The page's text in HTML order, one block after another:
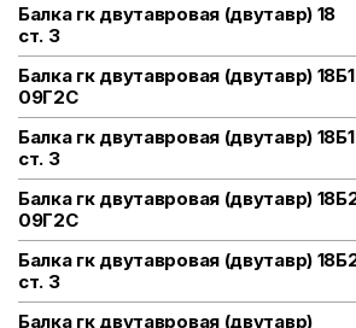
Балка гк двутавровая (двутавр) 18
ст. 3
Балка гк двутавровая (двутавр) 18Б1
09Г2С
Балка гк двутавровая (двутавр) 18Б1
ст. 3
Балка гк двутавровая (двутавр)
09Г2С
Балка гк двутавровая (двутавр)
ст. 3
Балка гк двутавровая (двутавр)